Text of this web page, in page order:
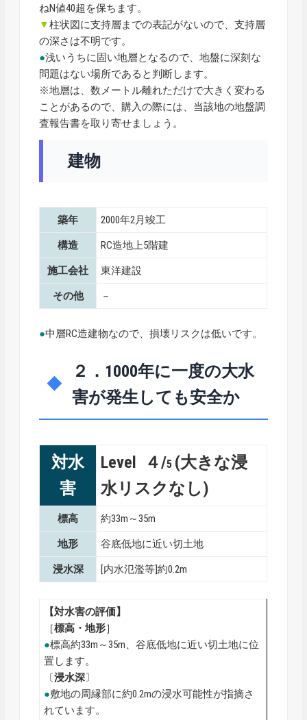
ねN値40超を保ちます。
▼柱状図に支持層までの表記がないので、支持層
の深さは不明です。
●浅いうちに固い地層となるので、地盤に深刻な
問題はない場所であると判断します。
※地層は、数メートル離れただけで大きく変わる
ことがあるので、購入の際には、当該地の地盤調
査報告書を取り寄せましょう。
建物
築年 2000年2月竣工
構造 RC造地上5階建
施工会社 東洋建設
その他 －
●中層RC造建物なので、損壊リスクは低いです。
２．1000年に一度の大水
害が発生しても安全か
対水
害
Level ４/5 (大きな浸
水リスクなし)
標高 約33m～35m
地形 谷底低地に近い切土地
浸水深 [内水氾濫等]約0.2m
【対水害の評価】
［標高・地形］
●標高約33m～35m、谷底低地に近い切土地に位
置します。
〔浸水深〕
●敷地の周縁部に約0.2mの浸水可能性が指摘さ
れています。